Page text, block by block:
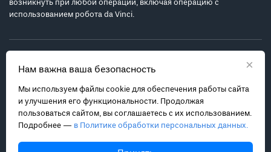
×
Нам важна ваша безопасность
Мы используем файлы cookie для обеспечения работы сайта
и улучшения его функциональности. Продолжая
пользоваться сайтом, вы соглашаетесь с их использованием.
Подробнее — в Политике обработки персональных данных.
возникнуть при любой операции, включая операцию с
использованием робота da Vinci.
Политика обработки персональных данных
Соглашение с пользователем
Карта сайта